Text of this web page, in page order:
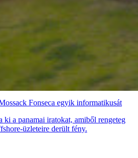
Fonseca egyik informatikusát
ki a panamai iratokat, amiből rengeteg
üzleteire derült fény.